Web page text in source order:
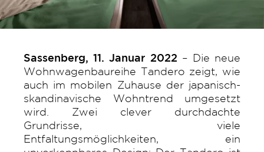
Sassenberg, 11. Januar 2022 – Die neue
Wohnwagenbaureihe Tandero zeigt, wie
auch im mobilen Zuhause der japanisch-
skandinavische Wohntrend umgesetzt
wird. Zwei clever durchdachte
Grundrisse, viele
Entfaltungsmöglichkeiten, ein